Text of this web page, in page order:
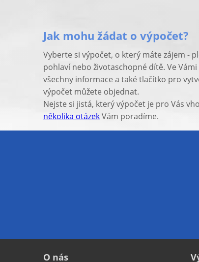
Jak mohu žádat o výpočet?
Vyberte si výpočet, o který máte zájem -
pohlaví nebo životaschopné dítě. Ve
všechny informace a také tlačítko pro
výpočet můžete objednat.
Nejste si jistá, který výpočet je pro Vás
několika otázekVám poradíme.
O nás